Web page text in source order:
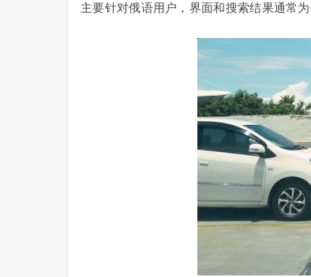
主要针对俄语用户，界面和搜索结果通常